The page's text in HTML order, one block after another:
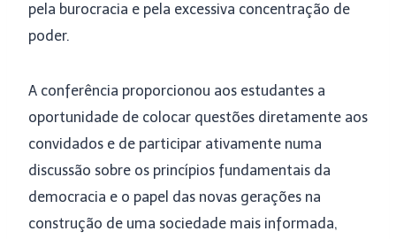
pela burocracia e pela excessiva concentração de
poder.
A conferência proporcionou aos estudantes a
oportunidade de colocar questões diretamente aos
convidados e de participar ativamente numa
discussão sobre os princípios fundamentais da
democracia e o papel das novas gerações na
construção de uma sociedade mais informada,